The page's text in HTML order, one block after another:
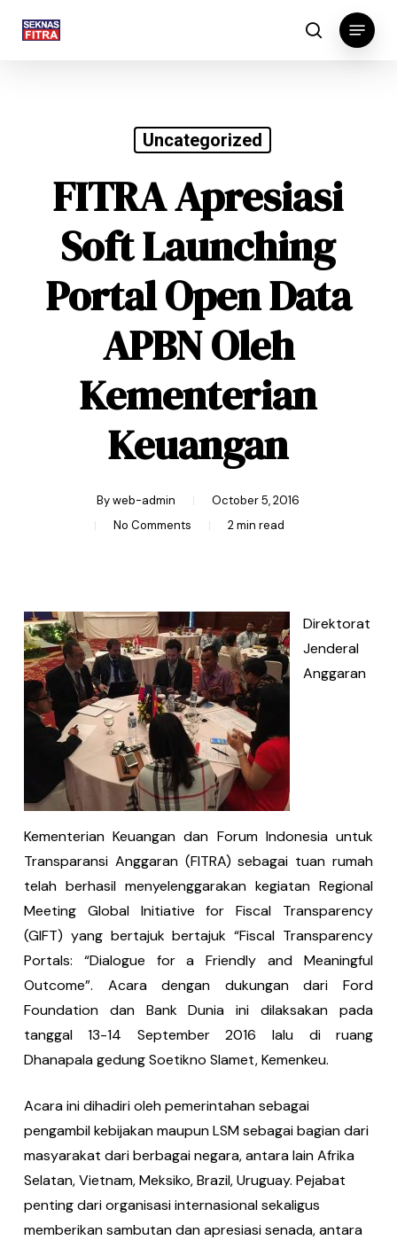
search
Menu
Uncategorized
FITRA Apresiasi
Soft Launching
Portal Open Data
APBN Oleh
Kementerian
Keuangan
By web-admin
October 5, 2016
No Comments
2 min read
Direktorat
Jenderal
Anggaran
Kementerian Keuangan dan Forum Indonesia untuk
Transparansi Anggaran (FITRA) sebagai tuan rumah
telah berhasil menyelenggarakan kegiatan Regional
Meeting Global Initiative for Fiscal Transparency
(GIFT) yang bertajuk bertajuk “Fiscal Transparency
Portals: “Dialogue for a Friendly and Meaningful
Outcome”. Acara dengan dukungan dari Ford
Foundation dan Bank Dunia ini dilaksakan pada
tanggal 13-14 September 2016 lalu di ruang
Dhanapala gedung Soetikno Slamet, Kemenkeu.
Acara ini dihadiri oleh pemerintahan sebagai
pengambil kebijakan maupun LSM sebagai bagian dari
masyarakat dari berbagai negara, antara lain Afrika
Selatan, Vietnam, Meksiko, Brazil, Uruguay. Pejabat
penting dari organisasi internasional sekaligus
memberikan sambutan dan apresiasi senada, antara